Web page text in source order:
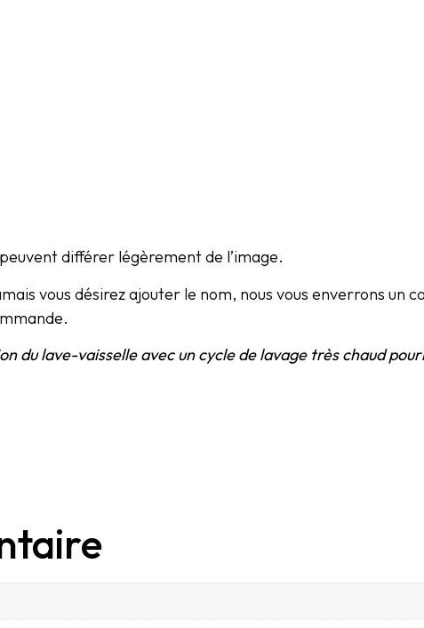
différer légèrement de l’image.
vous désirez ajouter le nom, nous vous enverrons un
du lave-vaisselle avec un cycle de lavage très chaud